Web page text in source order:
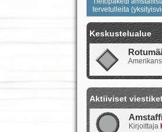
tervetulleita
Keskustelualue
Aktiiviset
Kirjoittaja